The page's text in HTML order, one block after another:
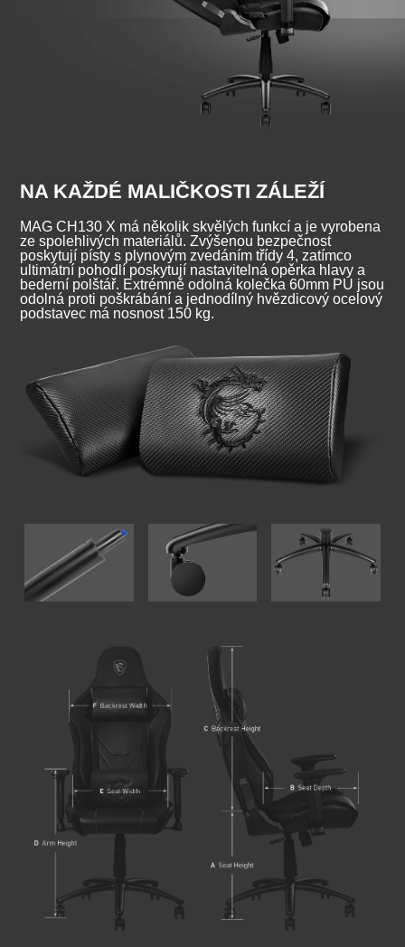
NA KAŽDÉ MALIČKOSTI ZÁLEŽÍ
MAG CH130 X má několik skvělých funkcí a je vyrobena
ze spolehlivých materiálů. Zvýšenou bezpečnost
poskytují písty s plynovým zvedáním třídy 4, zatímco
ultimátní pohodlí poskytují nastavitelná opěrka hlavy a
bederní polštář. Extrémně odolná kolečka 60mm PU jsou
odolná proti poškrábání a jednodílný hvězdicový ocelový
podstavec má nosnost 150 kg.